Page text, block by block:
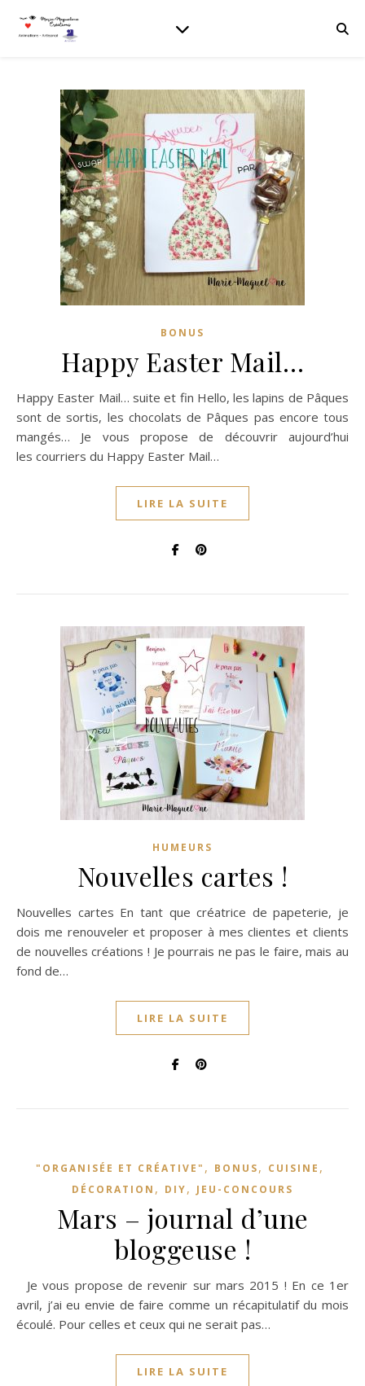
BONUS
Happy Easter Mail…
Happy Easter Mail… suite et fin Hello, les lapins de Pâques
sont de sortis, les chocolats de Pâques pas encore tous
mangés… Je vous propose de découvrir aujourd’hui
les courriers du Happy Easter Mail…
LIRE LA SUITE
HUMEURS
Nouvelles cartes !
Nouvelles cartes En tant que créatrice de papeterie, je
dois me renouveler et proposer à mes clientes et clients
de nouvelles créations ! Je pourrais ne pas le faire, mais au
fond de…
LIRE LA SUITE
"ORGANISÉE ET CRÉATIVE" , BONUS, CUISINE ,
DÉCORATION , DIY, JEU-CONCOURS
Mars – journal d’une
bloggeuse !
Je vous propose de revenir sur mars 2015 ! En ce 1er
avril, j’ai eu envie de faire comme un récapitulatif du mois
écoulé. Pour celles et ceux qui ne serait pas…
LIRE LA SUITE